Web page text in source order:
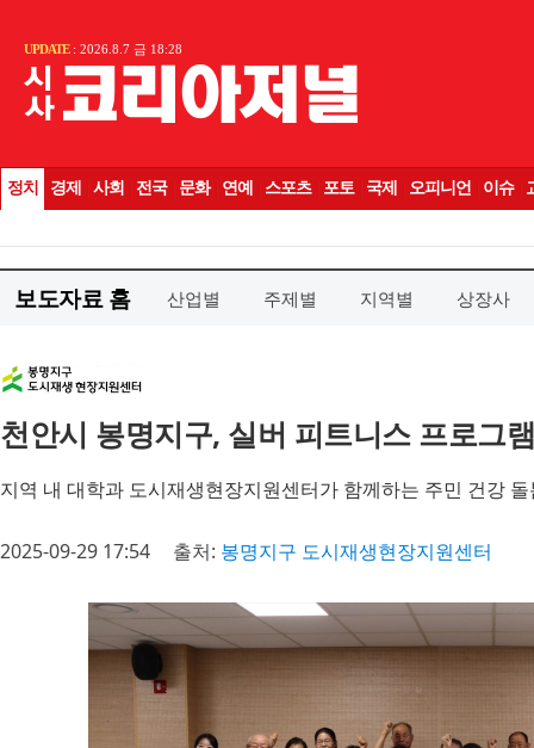
보도자료 홈 산업별 주제별 지역별 상장사
천안시 봉명지구, 실버 피트니스 프로그
지역 내 대학과 도시재생현장지원센터가 함께하는 주민 건강
2025-09-29 17:54 출처: 봉명지구 도시재생현장지원센터